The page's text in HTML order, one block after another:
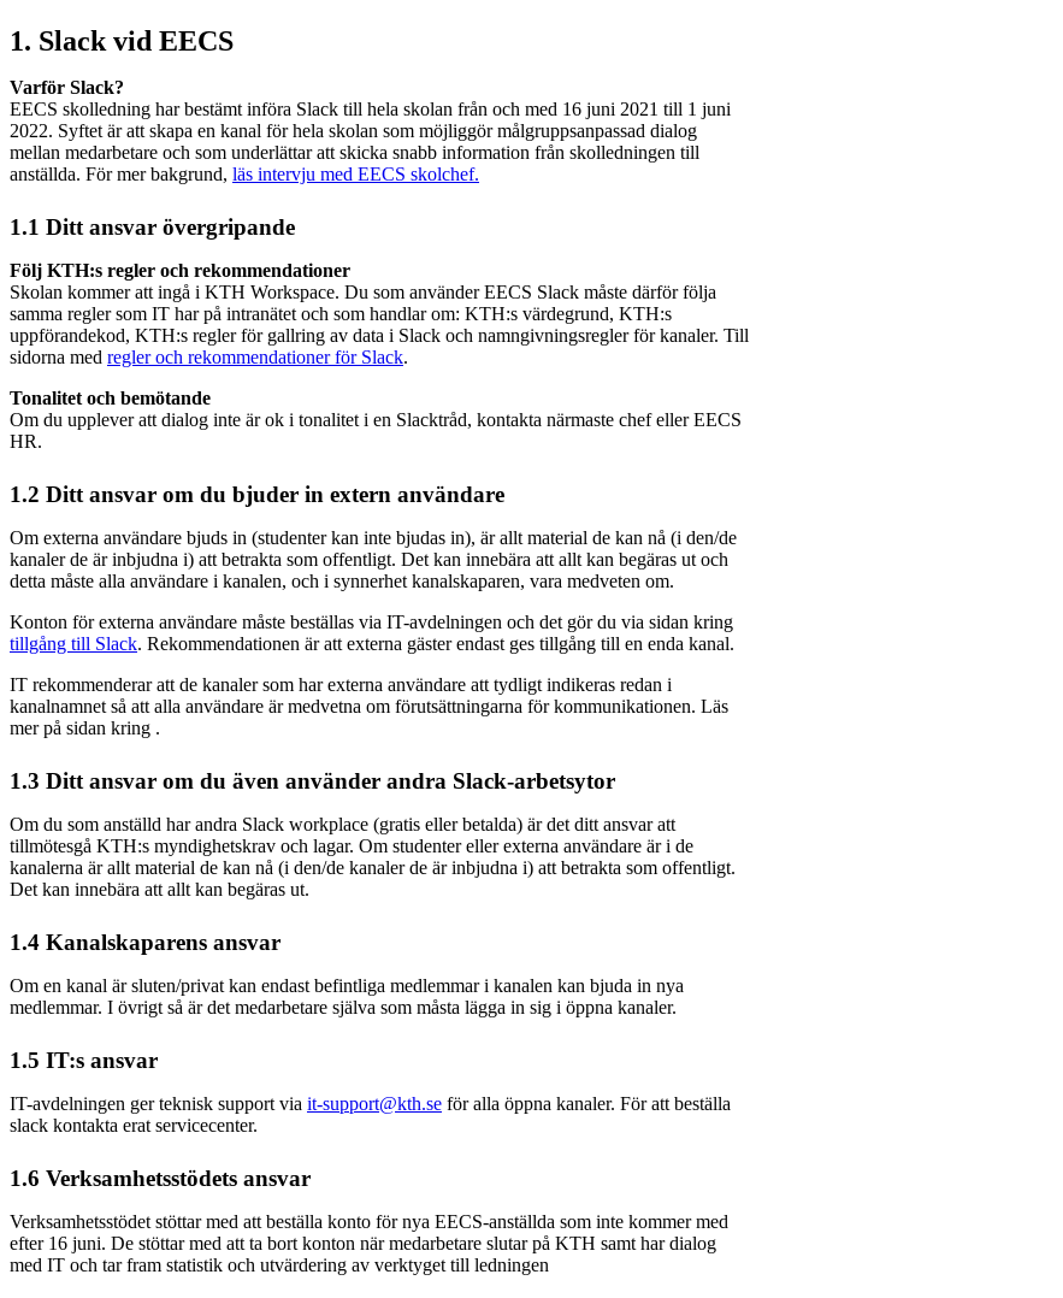
1. Slack vid EECS
Varför Slack?
EECS skolledning har bestämt införa Slack till hela skolan från och med 16 juni 2021 till 1 juni
2022. Syftet är att skapa en kanal för hela skolan som möjliggör målgruppsanpassad dialog
mellan medarbetare och som underlättar att skicka snabb information från skolledningen till
anställda. För mer bakgrund, läs intervju med EECS skolchef.
1.1 Ditt ansvar övergripande
Följ KTH:s regler och rekommendationer
Skolan kommer att ingå i KTH Workspace. Du som använder EECS Slack måste därför följa
samma regler som IT har på intranätet och som handlar om: KTH:s värdegrund, KTH:s
uppförandekod, KTH:s regler för gallring av data i Slack och namngivningsregler för kanaler. Till
sidorna med regler och rekommendationer för Slack.
Tonalitet och bemötande
Om du upplever att dialog inte är ok i tonalitet i en Slacktråd, kontakta närmaste chef eller EECS
HR.
1.2 Ditt ansvar om du bjuder in extern användare
Om externa användare bjuds in (studenter kan inte bjudas in), är allt material de kan nå (i den/de
kanaler de är inbjudna i) att betrakta som offentligt. Det kan innebära att allt kan begäras ut och
detta måste alla användare i kanalen, och i synnerhet kanalskaparen, vara medveten om.
Konton för externa användare måste beställas via IT-avdelningen och det gör du via sidan kring
tillgång till Slack. Rekommendationen är att externa gäster endast ges tillgång till en enda kanal.
IT rekommenderar att de kanaler som har externa användare att tydligt indikeras redan i
kanalnamnet så att alla användare är medvetna om förutsättningarna för kommunikationen. Läs
mer på sidan kring .
1.3 Ditt ansvar om du även använder andra Slack-arbetsytor
Om du som anställd har andra Slack workplace (gratis eller betalda) är det ditt ansvar att
tillmötesgå KTH:s myndighetskrav och lagar. Om studenter eller externa användare är i de
kanalerna är allt material de kan nå (i den/de kanaler de är inbjudna i) att betrakta som offentligt.
Det kan innebära att allt kan begäras ut.
1.4 Kanalskaparens ansvar
Om en kanal är sluten/privat kan endast befintliga medlemmar i kanalen kan bjuda in nya
medlemmar. I övrigt så är det medarbetare själva som måsta lägga in sig i öppna kanaler.
1.5 IT:s ansvar
IT-avdelningen ger teknisk support via it-support@kth.se för alla öppna kanaler. För att beställa
slack kontakta erat servicecenter.
1.6 Verksamhetsstödets ansvar
Verksamhetsstödet stöttar med att beställa konto för nya EECS-anställda som inte kommer med
efter 16 juni. De stöttar med att ta bort konton när medarbetare slutar på KTH samt har dialog
med IT och tar fram statistik och utvärdering av verktyget till ledningen